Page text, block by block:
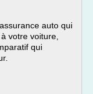
auto qui
votre voiture,
qui